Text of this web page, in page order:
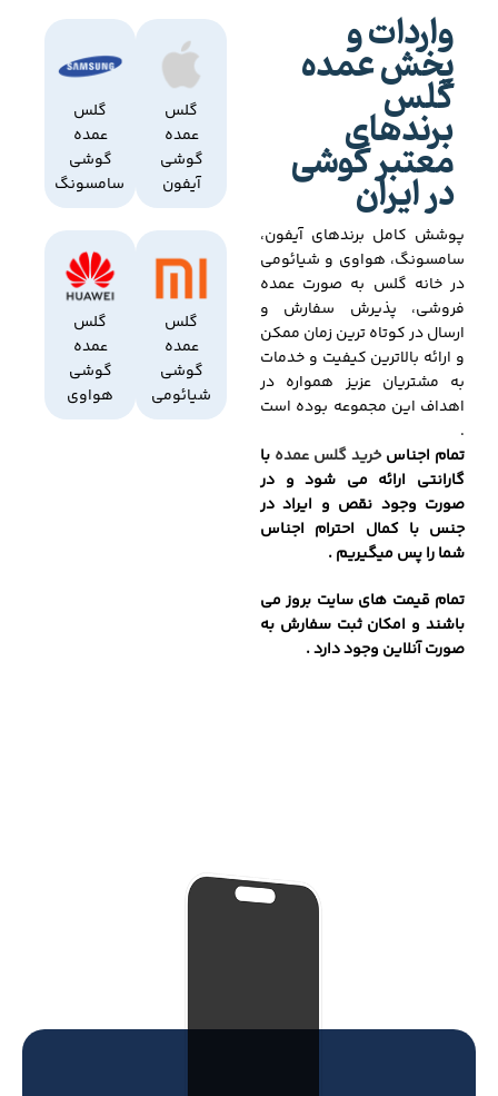
واردات و
پخش عمده
گلس
برندهای
معتبر گوشی
در ایران
پوشش کامل برندهای آیفون،
سامسونگ، هواوی و شیائومی
در خانه گلس به صورت عمده
فروشی، پذیرش سفارش و
ارسال در کوتاه ترین زمان ممکن
و ارائه بالاترین کیفیت و خدمات
به مشتریان عزیز همواره در
اهداف این مجموعه بوده است
.
تمام اجناسخرید گلس عمده با
گارانتی ارائه می شود و در
صورت وجود نقص و ایراد در
جنس با کمال احترام اجناس
شما را پس میگیریم .
تمام قیمت های سایت بروز می
باشند و امکان ثبت سفارش به
صورت آنلاین وجود دارد .
گلس
عمده
گوشی
آیفون
گلس
عمده
گوشی
سامسونگ
گلس
عمده
گوشی
شیائومی
گلس
عمده
گوشی
هواوی